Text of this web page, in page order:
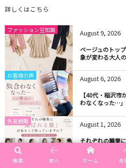
詳しくはこちら
ファッション豆知識 August9, 2026
ベージュのトッ
象が変わる大人
お客様の声 August6, 2026
【40代・稲沢
わなくなった…」
外見戦略 August1, 2026
それぞれの職業
ていますか？
検索 前へ ホーム 先